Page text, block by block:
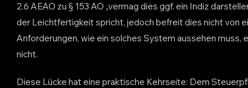
2.6 AEAO zu § 153 AO „vermag dies ggf. ein Indiz
der Leichtfertigkeit spricht, jedoch befreit dies nicht von
Anforderungen, wie ein solches System aussehen
nicht.
Diese Lücke hat eine praktische Kehrseite: Dem